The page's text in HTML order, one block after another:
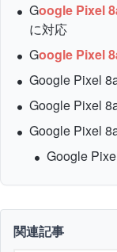
Google Pixel
に対応
Google Pixel
Google Pixel
Google Pixel
Google Pixel
Google
関連記事